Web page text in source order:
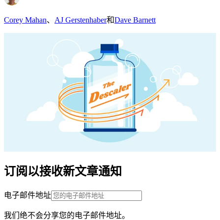
Corey Mahan、 AJ Gerstenhaber和Dave Barnett
订阅以接收新文章通知
电子邮件地址
我们绝不会分享您的电子邮件地址。